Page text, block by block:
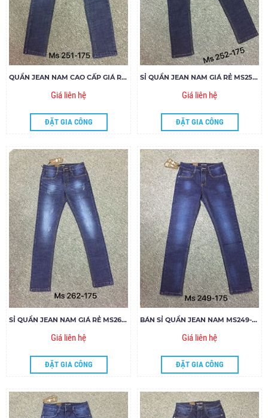
QUẦN JEAN NAM CAO CẤP GIÁ RẺ MS251-Y175
Giá liên hệ
ĐẶT GIA CÔNG
SỈ QUẦN JEAN NAM GIÁ RẺ MS252-U175
Giá liên hệ
ĐẶT GIA CÔNG
SỈ QUẦN JEAN NAM GIÁ RẺ MS262-E175
Giá liên hệ
ĐẶT GIA CÔNG
BÁN SỈ QUẦN JEAN NAM MS249-Q175
Giá liên hệ
ĐẶT GIA CÔNG